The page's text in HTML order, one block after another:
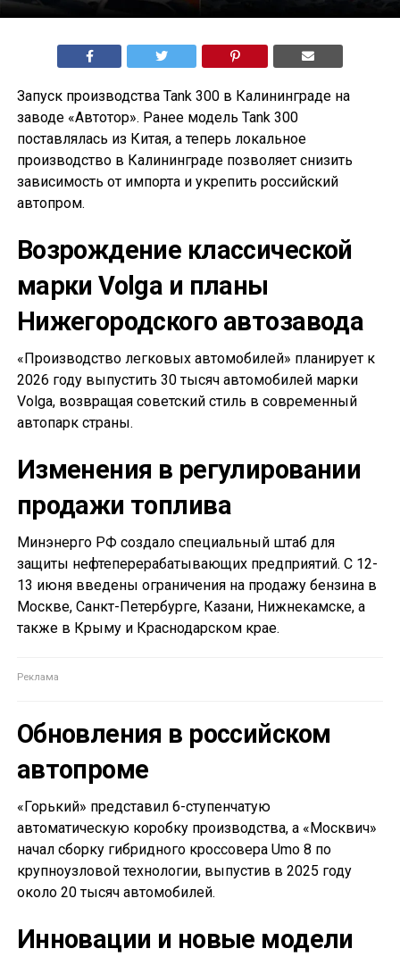
Запуск производства Tank 300 в Калининграде на
заводе «Автотор». Ранее модель Tank 300
поставлялась из Китая, а теперь локальное
производство в Калининграде позволяет снизить
зависимость от импорта и укрепить российский
автопром.
Возрождение классической
марки Volga и планы
Нижегородского автозавода
«Производство легковых автомобилей» планирует к
2026 году выпустить 30 тысяч автомобилей марки
Volga, возвращая советский стиль в современный
автопарк страны.
Изменения в регулировании
продажи топлива
Минэнерго РФ создало специальный штаб для
защиты нефтеперерабатывающих предприятий. С 12-
13 июня введены ограничения на продажу бензина в
Москве, Санкт-Петербурге, Казани, Нижнекамске, а
также в Крыму и Краснодарском крае.
Обновления в российском
автопроме
«Горький» представил 6-ступенчатую
автоматическую коробку производства, а «Москвич»
начал сборку гибридного кроссовера Umo 8 по
крупноузловой технологии, выпустив в 2025 году
около 20 тысяч автомобилей.
Инновации и новые модели